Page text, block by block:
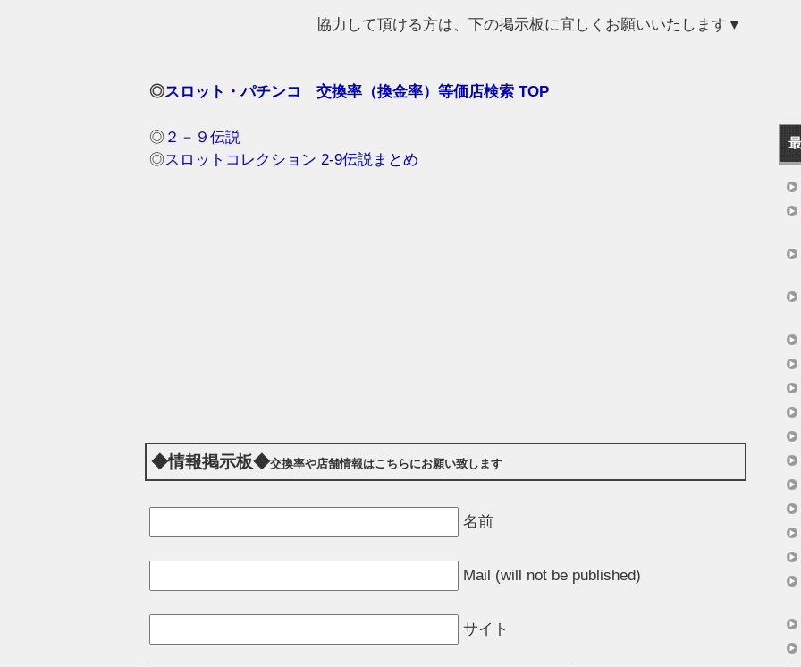
協力して頂ける方は、下の掲示板に宜しくお願いいたします▼
◎スロット・パチンコ 交換率（換金率）等価店検索 TOP
◎ ２－９伝説
◎スロットコレクション 2-9伝説まとめ
◆情報掲示板◆交換率や店舗情報はこちらにお願い致します
名前
Mail (will not be published)
サイト